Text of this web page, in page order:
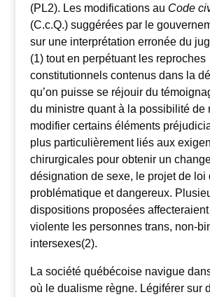
(PL2). Les modifications au Code
(C.c.Q.) suggérées par le
sur une interprétation erronée du
(1) tout en perpétuant les reproches
constitutionnels contenus dans la
qu’on puisse se réjouir du
du ministre quant à la possibilité de
modifier certains éléments
plus particulièrement liés aux
chirurgicales pour obtenir un
désignation de sexe, le projet de loi
problématique et dangereux.
dispositions proposées
violente les personnes trans, non-
intersexes(2).
La société québécoise navigue
où le dualisme règne. Légiférer sur